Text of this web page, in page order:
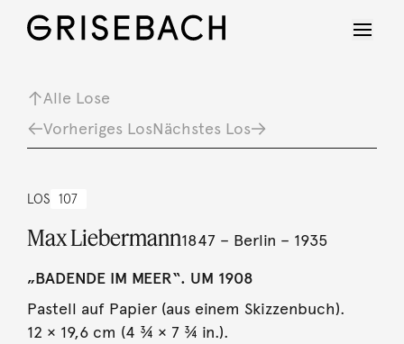
Alle Lose
Vorheriges LosNächstes Los
LOS 107
Max Liebermann1847 – Berlin – 1935
„BADENDE IM MEER“. UM 1908
Pastell auf Papier (aus einem Skizzenbuch).
12 × 19,6 cm (4 ¾ × 7 ¾ in.).